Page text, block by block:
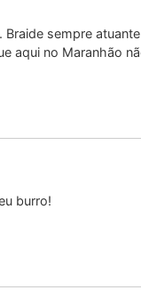
sempre
aqui no Maranhão
burro!